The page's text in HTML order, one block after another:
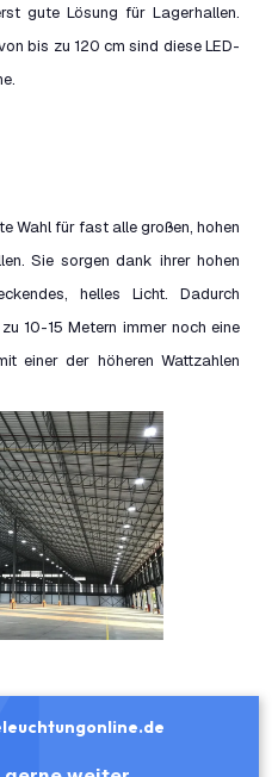
gute Lösung für Lagerhallen.
bis zu 120 cm sind diese LED-
Wahl für fast alle großen, hohen
Sie sorgen dank ihrer hohen
helles Licht. Dadurch
10-15 Metern immer noch eine
einer der höheren Wattzahlen